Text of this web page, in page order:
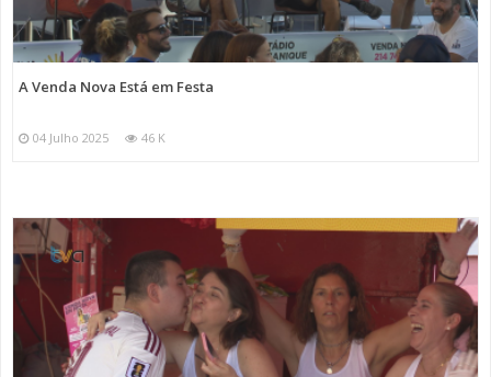
A Venda Nova Está em Festa
04 Julho 2025 46 K